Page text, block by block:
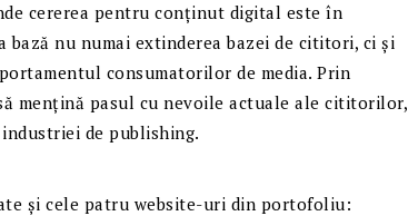
cererea pentru conținut digital este în
bază nu numai extinderea bazei de cititori, ci și
consumatorilor de media. Prin
mențină pasul cu nevoile actuale ale cititorilor,
de publishing.
și cele patru website-uri din portofoliu: